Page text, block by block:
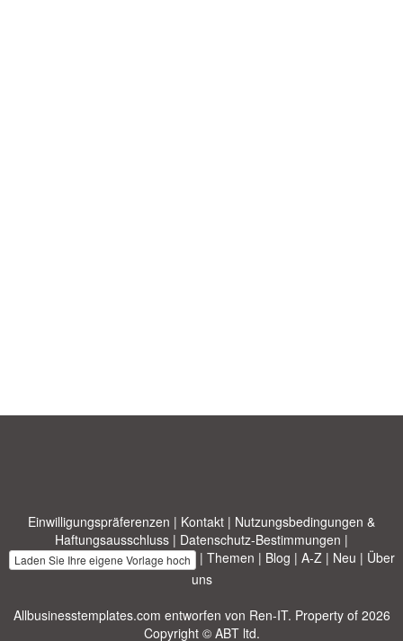
Einwilligungspräferenzen | Kontakt | Nutzungsbedingungen &
Haftungsausschluss | Datenschutz-Bestimmungen |
Laden Sie Ihre eigene Vorlage hoch | Themen | Blog | A-Z| Neu | Über
uns
Allbusinesstemplates.com entworfen von Ren-IT. Property of 2026
Copyright © ABT ltd.